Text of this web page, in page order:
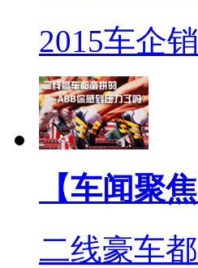
2015车企
【车闻聚焦
二线豪车